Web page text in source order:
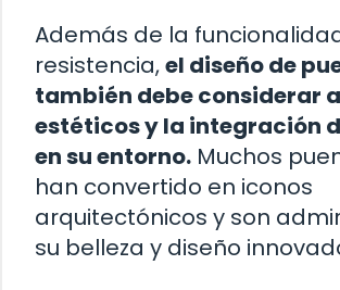
Además de la
resistencia,el diseño de
también debe considerar
estéticos y la integración
en su entorno. Muchos
han convertido en iconos
arquitectónicos y son
su belleza y diseño